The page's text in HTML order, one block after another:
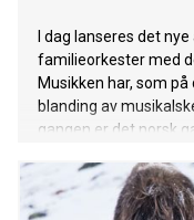
I dag lanseres det
familieorkester med
Musikken har, som
blanding av
gangen er det norsk
flommer over av kule
selv om det er